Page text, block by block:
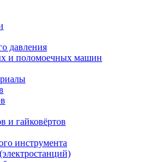
давления
и поломоечных машин
и гайковёртов
инструмента